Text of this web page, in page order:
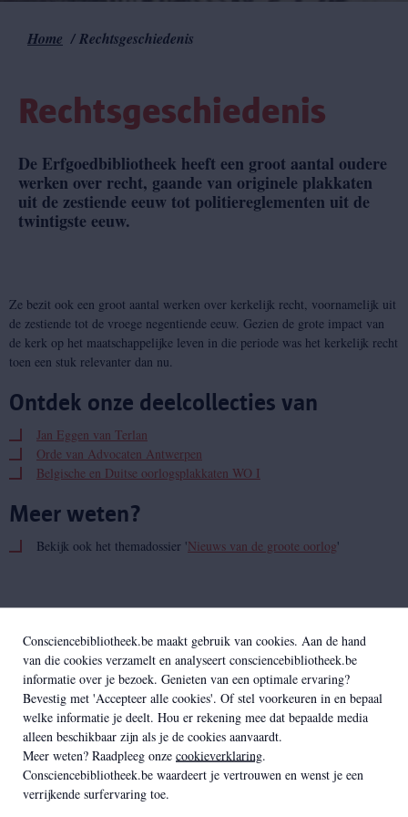
Consciencebibliotheek.be maakt gebruik van cookies. Aan de hand
van die cookies verzamelt en analyseert consciencebibliotheek.be
informatie over je bezoek. Genieten van een optimale ervaring?
Bevestig met 'Accepteer alle cookies'. Of stel voorkeuren in en bepaal
welke informatie je deelt. Hou er rekening mee dat bepaalde media
alleen beschikbaar zijn als je de cookies aanvaardt.
Meer weten? Raadpleeg onze cookieverklaring.
Consciencebibliotheek.be waardeert je vertrouwen en wenst je een
verrijkende surfervaring toe.
Kruimelpad
Home Rechtsgeschiedenis
Rechtsgeschiedenis
De Erfgoedbibliotheek heeft een groot aantal oudere
werken over recht, gaande van originele plakkaten
uit de zestiende eeuw tot politiereglementen uit de
twintigste eeuw.
Ze bezit ook een groot aantal werken over kerkelijk recht, voornamelijk uit
de zestiende tot de vroege negentiende eeuw. Gezien de grote impact van
de kerk op het maatschappelijke leven in die periode was het kerkelijk recht
toen een stuk relevanter dan nu.
Ontdek onze deelcollecties van
Jan Eggen van Terlan
Orde van Advocaten Antwerpen
Belgische en Duitse oorlogsplakkaten WO I
Meer weten?
Bekijk ook het themadossier 'Nieuws van de groote oorlog'
Gerelateerd